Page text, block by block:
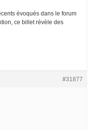
évoqués dans le forum
ce billet révèle des
#31877